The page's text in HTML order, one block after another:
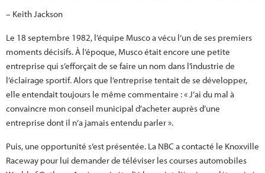
– Keith Jackson
Le 18 septembre 1982, l’équipe Musco a vécu l’un de ses premiers
moments décisifs. À l’époque, Musco était encore une petite
entreprise qui s’efforçait de se faire un nom dans l’industrie de
l’éclairage sportif. Alors que l’entreprise tentait de se développer,
elle entendait toujours le même commentaire : « J’ai du mal à
convaincre mon conseil municipal d’acheter auprès d’une
entreprise dont il n’a jamais entendu parler ».
Puis, une opportunité s’est présentée. La NBC a contacté le Knoxville
Raceway pour lui demander de téléviser les courses automobiles